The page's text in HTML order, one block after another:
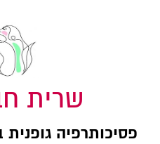
פסיכותרפיה
שרית